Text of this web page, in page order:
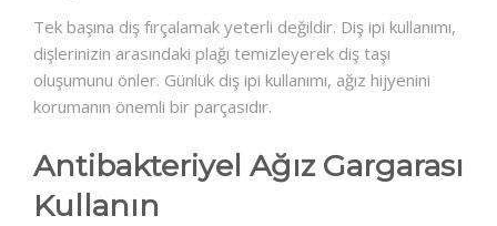
Tek başına diş fırçalamak yeterli değildir. Diş ipi kullanımı,
dişlerinizin arasındaki plağı temizleyerek diş taşı
oluşumunu önler. Günlük diş ipi kullanımı, ağız hijyenini
korumanın önemli bir parçasıdır.
Antibakteriyel Ağız Gargarası
Kullanın